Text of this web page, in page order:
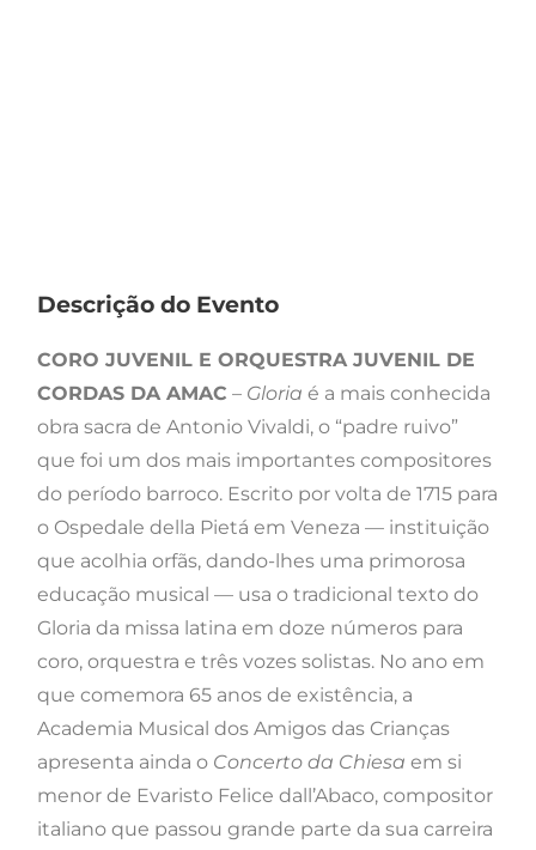
Descrição do Evento
CORO JUVENIL E ORQUESTRA JUVENIL DE
CORDAS DA AMAC – Gloria é a mais conhecida
obra sacra de Antonio Vivaldi, o “padre ruivo”
que foi um dos mais importantes compositores
do período barroco. Escrito por volta de 1715 para
o Ospedale della Pietá em Veneza — instituição
que acolhia orfãs, dando-lhes uma primorosa
educação musical — usa o tradicional texto do
Gloria da missa latina em doze números para
coro, orquestra e três vozes solistas. No ano em
que comemora 65 anos de existência, a
Academia Musical dos Amigos das Crianças
apresenta ainda o Concerto da Chiesa em si
menor de Evaristo Felice dall’Abaco, compositor
italiano que passou grande parte da sua carreira